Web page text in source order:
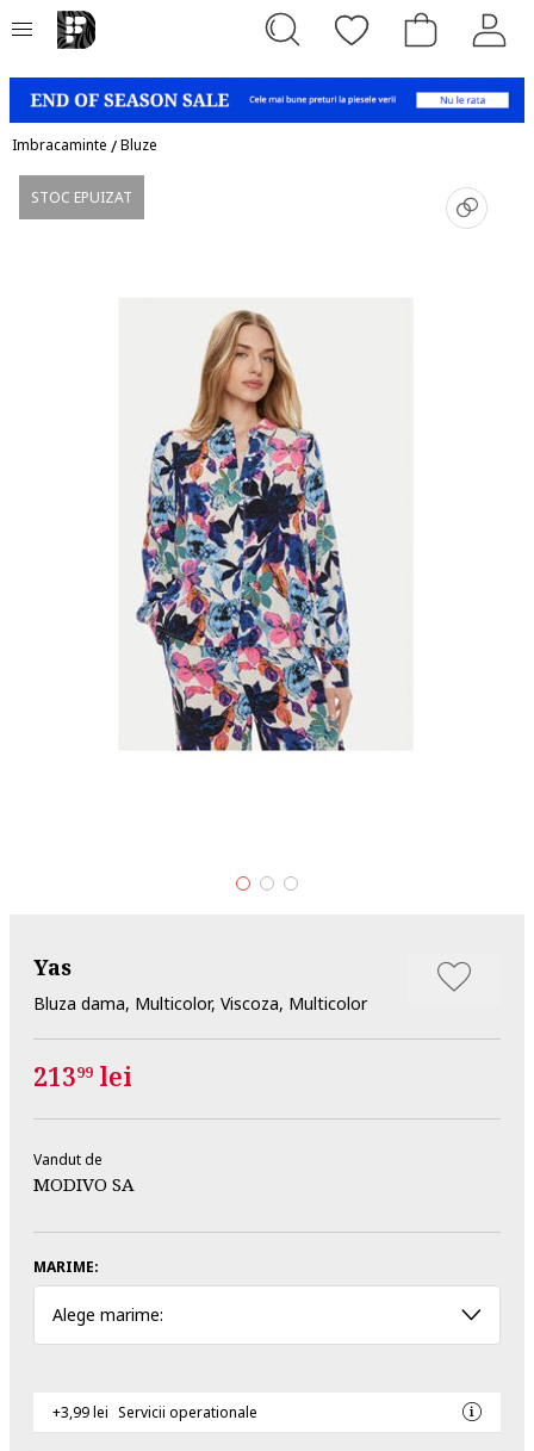
Imbracaminte /Bluze
STOC EPUIZAT
Yas
Bluza dama, Multicolor, Viscoza, Multicolor
21399 lei
Vandut de
MODIVO SA
MARIME:
Alege marime:
+3,99 lei Servicii operationale